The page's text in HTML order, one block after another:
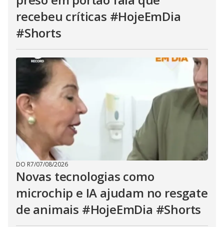
recebeu críticas #HojeEmDia
#Shorts
DO R7/07/08/2026
Novas tecnologias como
microchip e IA ajudam no resgate
de animais #HojeEmDia #Shorts